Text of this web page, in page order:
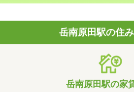
岳南原田駅の住
岳南原田駅の家